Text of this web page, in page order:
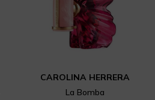
CAROLINA HERRERA
La Bomba